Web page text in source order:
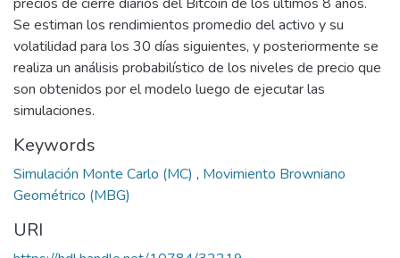
Se estiman los rendimientos promedio del activo y su
volatilidad para los 30 días siguientes, y posteriormente se
realiza un análisis probabilístico de los niveles de precio que
son obtenidos por el modelo luego de ejecutar las
simulaciones.
Keywords
Simulación Monte Carlo (MC) , Movimiento Browniano
Geométrico (MBG)
URI